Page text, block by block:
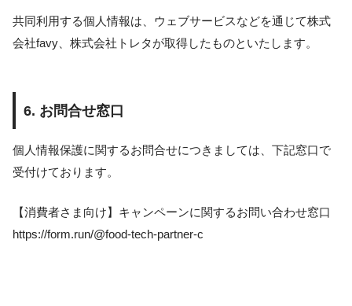
共同利用する個人情報は、ウェブサービスなどを通じて株式
会社favy、株式会社トレタが取得したものといたします。
6. お問合せ窓口
個人情報保護に関するお問合せにつきましては、下記窓口で
受付けております。
【消費者さま向け】キャンペーンに関するお問い合わせ窓口
https://form.run/@food-tech-partner-c